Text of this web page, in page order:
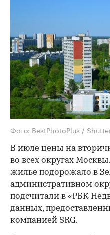
Фото: BestPhotoPlus /
В июле цены на
во всех округах
жилье подорожало в
административном
подсчитали в «РБК
данных,
компанией SRG.